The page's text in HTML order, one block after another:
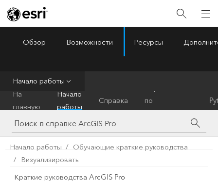
ArcGIS Pro
Обзор Возможности Ресурсы
Начало работы
На
главную
Начало
работы
Справка
по
инструментам
Начало работы
Обучающие краткие руководства
Визуализировать
Краткие руководства ArcGIS Pro